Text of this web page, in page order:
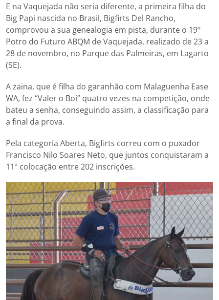
E na Vaquejada não seria diferente, a primeira filha do
Big Papi nascida no Brasil, Bigfirts Del Rancho,
comprovou a sua genealogia em pista, durante o 19º
Potro do Futuro ABQM de Vaquejada, realizado de 23 a
28 de novembro, no Parque das Palmeiras, em Lagarto
(SE).
A zaina, que é filha do garanhão com Malaguenha Ease
WA, fez “Valer o Boi” quatro vezes na competição, onde
bateu a senha, conseguindo assim, a classificação para
a final da prova.
Pela categoria Aberta, Bigfirts correu com o puxador
Francisco Nilo Soares Neto, que juntos conquistaram a
11ª colocação entre 202 inscrições.